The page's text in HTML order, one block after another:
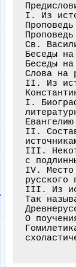
I. Из
Св.
Слова
II. Из
I.
II. Состав
III.
с
IV. Место
III. Из
Так
О